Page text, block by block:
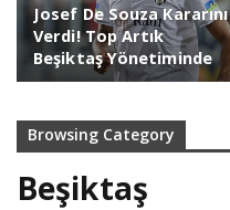
Josef De Souza Kararını
Verdi! Top Artık
Beşiktaş Yönetiminde
Browsing Category
Beşiktaş